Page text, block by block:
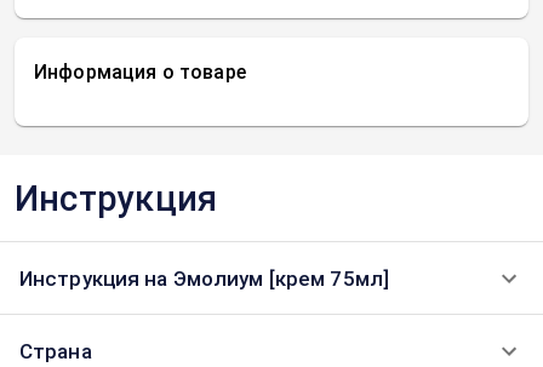
Информация о товаре
Инструкция
Инструкция на Эмолиум [крем 75мл]
Страна